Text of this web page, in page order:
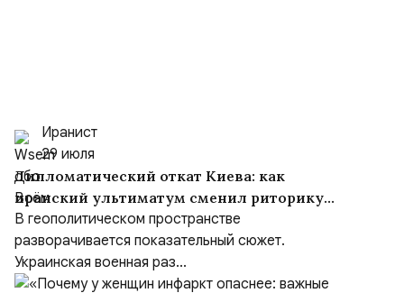
Иранист
29 июля
Дипломатический откат Киева: как
иранский ультиматум сменил риторику
Зеленского
В геополитическом пространстве
разворачивается показательный сюжет.
Украинская военная раз...